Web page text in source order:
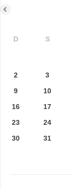
D S
2
3
9
10
16
17
23
24
30
31